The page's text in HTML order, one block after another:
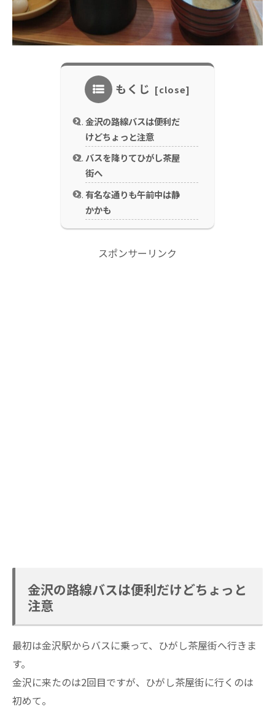
もくじ
金沢の路線バスは便利だ
けどちょっと注意
バスを降りてひがし茶屋
街へ
有名な通りも午前中は静
かかも
スポンサーリンク
金沢の路線バスは便利だけどちょっと
注意
最初は金沢駅からバスに乗って、ひがし茶屋街へ行きま
す。
金沢に来たのは2回目ですが、ひがし茶屋街に行くのは
初めて。